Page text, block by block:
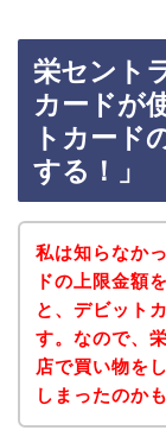
栄セント
カードが
トカード
する！」
私は知らなか
ドの上限金額
と、デビット
す。なので、
店で買い物を
しまったのか